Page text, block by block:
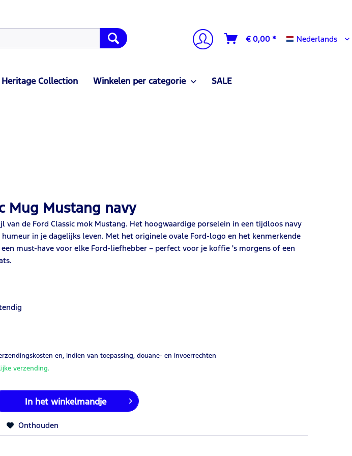
€ 0,00 * Nederlands
Nederlands
Collection Winkelen per categorie SALE
Mug Mustang navy
van de Ford Classic mok Mustang. Het hoogwaardige porselein in een tijdloos navy
in je dagelijks leven. Met het originele ovale Ford-logo en het kenmerkende
must-have voor elke Ford-liefhebber – perfect voor je koffie 's morgens of een
en, indien van toepassing, douane- en invoerrechten
verzending.
In het winkelmandje
Onthouden